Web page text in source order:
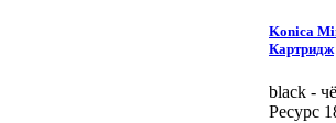
Konica
Картридж
black -
Ресурс